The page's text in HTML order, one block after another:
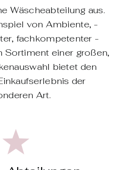
­Wäscheabteilung aus.
von ­Ambiente,
fachkompetenter
Sortiment einer großen,
bietet den
der
Art.